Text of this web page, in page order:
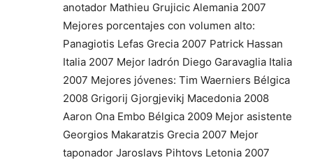
anotador Mathieu Grujicic Alemania 2007
Mejores porcentajes con volumen alto:
Panagiotis Lefas Grecia 2007 Patrick Hassan
Italia 2007 Mejor ladrón Diego Garavaglia Italia
2007 Mejores jóvenes: Tim Waerniers Bélgica
2008 Grigorij Gjorgjevikj Macedonia 2008
Aaron Ona Embo Bélgica 2009 Mejor asistente
Georgios Makaratzis Grecia 2007 Mejor
taponador Jaroslavs Pihtovs Letonia 2007